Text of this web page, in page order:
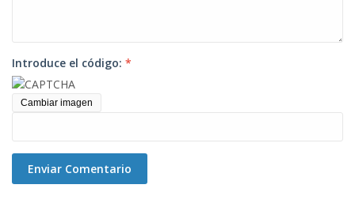
Introduce el código: *
Cambiar imagen
Enviar Comentario